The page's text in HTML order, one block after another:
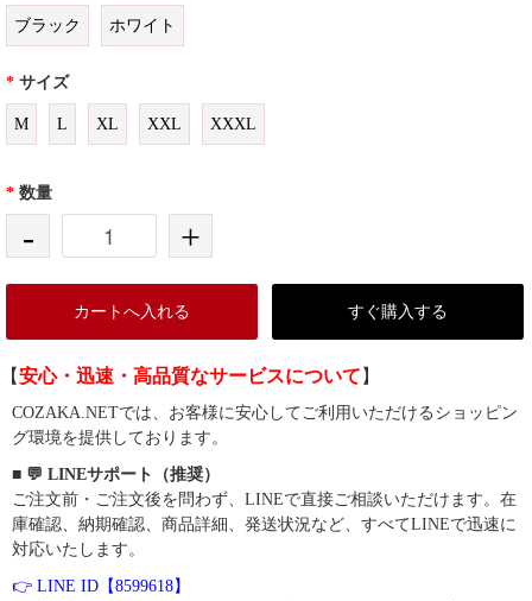
ブラック ホワイト
* サイズ
M L XL XXL XXXL
* 数量
- +
カートへ入れる すぐ購入する
【安心・迅速・高品質なサービスについて 】
COZAKA.NETでは、お客様に安心してご利用いただけるショッピン
グ環境を提供しております。
■ 💬 LINEサポート（推奨）
ご注文前・ご注文後を問わず、LINEで直接ご相談いただけます。在
庫確認、納期確認、商品詳細、発送状況など、すべてLINEで迅速に
対応いたします。
👉 LINE ID【8599618】